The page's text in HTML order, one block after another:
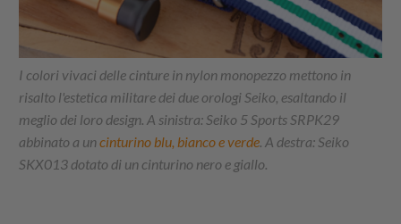
I colori vivaci delle cinture in nylon monopezzo mettono in
risalto l'estetica militare dei due orologi Seiko, esaltando il
meglio dei loro design. A sinistra: Seiko 5 Sports SRPK29
abbinato a uncinturino blu, bianco e verde. A destra: Seiko
SKX013 dotato di un cinturino nero e giallo.